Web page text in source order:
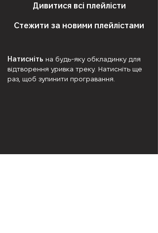
Дивитися всі плейлісти
Стежити за новими плейлістами
Натисніть на будь-яку обкладинку для
відтворення уривка треку. Натисніть ще
раз, щоб зупинити програвання.